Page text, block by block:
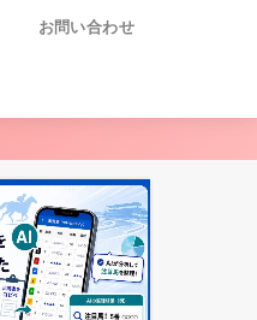
お問い合わせ